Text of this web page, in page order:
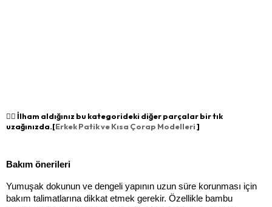
👉🏻 İlham aldığınız bu kategorideki diğer parçalar bir tık
uzağınızda.[Erkek Patik ve Kısa Çorap Modelleri]
Bakım önerileri
Yumuşak dokunun ve dengeli yapının uzun süre korunması için
bakım talimatlarına dikkat etmek gerekir. Özellikle bambu